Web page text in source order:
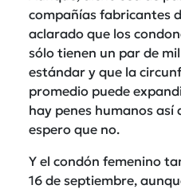
compañías fabricantes
aclarado que los
sólo tienen un par de
estándar y que la
promedio puede
hay penes humanos
espero que no.
Y el condón femenino
16 de septiembre,